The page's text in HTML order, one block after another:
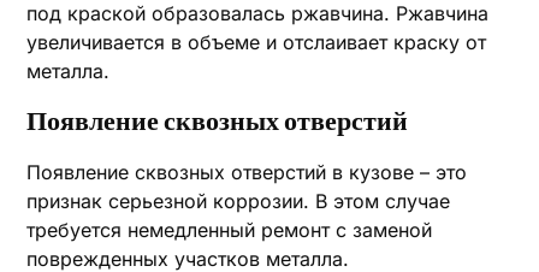
под краской образовалась ржавчина. Ржавчина
увеличивается в объеме и отслаивает краску от
металла.
Появление сквозных отверстий
Появление сквозных отверстий в кузове – это
признак серьезной коррозии. В этом случае
требуется немедленный ремонт с заменой
поврежденных участков металла.